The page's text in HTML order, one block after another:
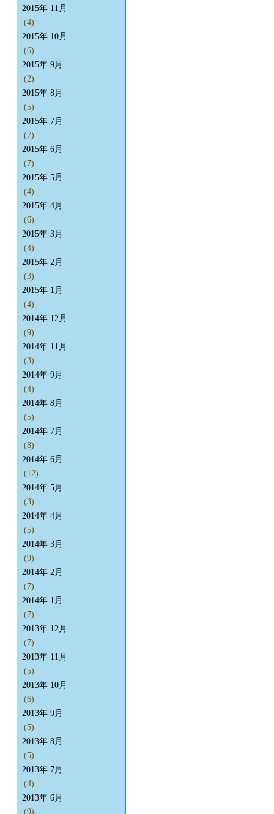
2015年 11月
(4)
2015年 10月
(6)
2015年 9月
(2)
2015年 8月
(5)
2015年 7月
(7)
2015年 6月
(7)
2015年 5月
(4)
2015年 4月
(6)
2015年 3月
(4)
2015年 2月
(3)
2015年 1月
(4)
2014年 12月
(9)
2014年 11月
(3)
2014年 9月
(4)
2014年 8月
(5)
2014年 7月
(8)
2014年 6月
(12)
2014年 5月
(3)
2014年 4月
(5)
2014年 3月
(9)
2014年 2月
(7)
2014年 1月
(7)
2013年 12月
(7)
2013年 11月
(5)
2013年 10月
(6)
2013年 9月
(5)
2013年 8月
(5)
2013年 7月
(4)
2013年 6月
(9)